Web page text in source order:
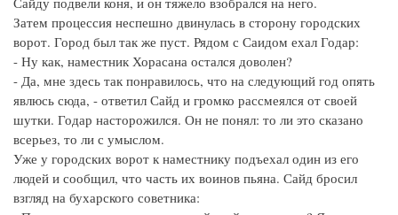
Затем процессия неспешно двинулась в сторону городских
ворот. Город был так же пуст. Рядом с Саидом ехал Годар:
- Ну как, наместник Хорасана остался доволен?
- Да, мне здесь так понравилось, что на следующий год опять
явлюсь сюда, - ответил Сайд и громко рассмеялся от своей
шутки. Годар насторожился. Он не понял: то ли это сказано
всерьез, то ли с умыслом.
Уже у городских ворот к наместнику подъехал один из его
людей и сообщил, что часть их воинов пьяна. Сайд бросил
взгляд на бухарского советника: